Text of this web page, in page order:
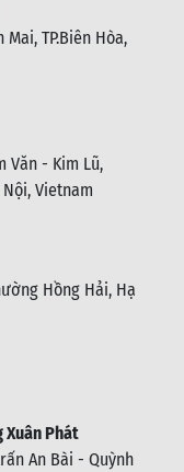
Mai, TP.Biên Hòa,
Văn - Kim Lũ,
Vietnam
Hồng Hải, Hạ
Xuân Phát
An Bài - Quỳnh